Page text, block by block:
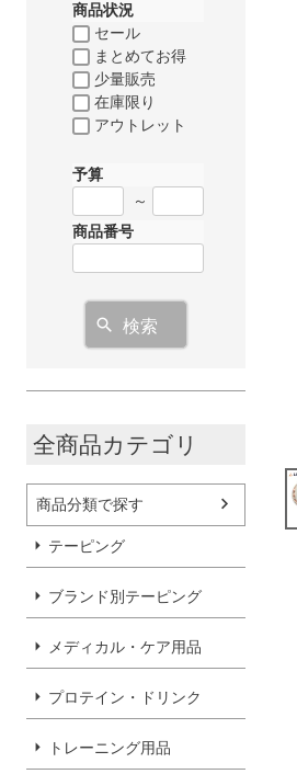
商品状況
セール
まとめてお得
少量販売
在庫限り
アウトレット
予算
～
商品番号
検索
全商品カテゴリ
商品分類で探す
テーピング
ブランド別テーピング
メディカル・ケア用品
プロテイン・ドリンク
トレーニング用品